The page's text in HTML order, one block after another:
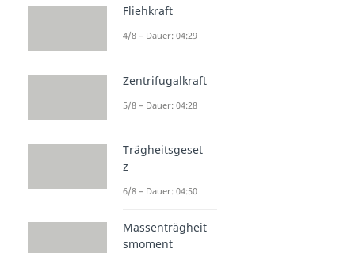
Fliehkraft
4/8 – Dauer: 04:29
Zentrifugalkraft
5/8 – Dauer: 04:28
Trägheitsgeset
z
6/8 – Dauer: 04:50
Massenträgheit
smoment